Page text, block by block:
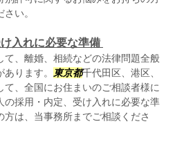
い。
入れに必要な準備
て、離婚、相続などの法律問題全般
ります。
東京都千代田区、港区、
て、全国にお住まいのご相談者様に
の採用・内定、受け入れに必要な準
は、当事務所までご相談くださ